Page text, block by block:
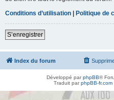
Conditions d’utilisation | Politique de
S’enregistrer
Index du forum
Développé parphpBB®
Traduit parphpBB-fr.com